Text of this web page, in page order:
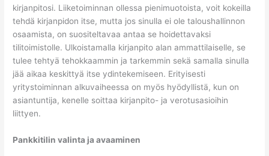
kirjanpitosi. Liiketoiminnan ollessa pienimuotoista, voit kokeilla
tehdä kirjanpidon itse, mutta jos sinulla ei ole taloushallinnon
osaamista, on suositeltavaa antaa se hoidettavaksi
tilitoimistolle. Ulkoistamalla kirjanpito alan ammattilaiselle, se
tulee tehtyä tehokkaammin ja tarkemmin sekä samalla sinulla
jää aikaa keskittyä itse ydintekemiseen. Erityisesti
yritystoiminnan alkuvaiheessa on myös hyödyllistä, kun on
asiantuntija, kenelle soittaa kirjanpito- ja verotusasioihin
liittyen.
Pankkitilin valinta ja avaaminen